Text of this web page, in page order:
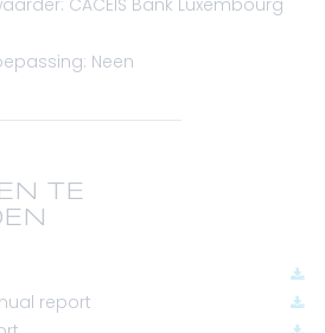
CACEIS Bank Luxembourg
Neen
TE
report